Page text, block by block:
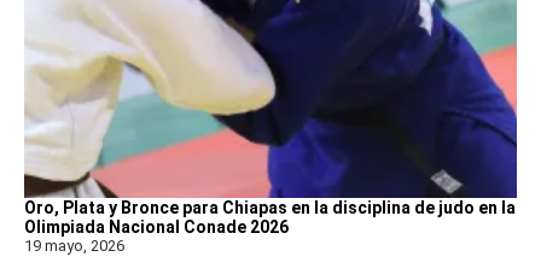
Oro, Plata y Bronce para Chiapas en la disciplina de judo en la
Olimpiada Nacional Conade 2026
19 mayo, 2026